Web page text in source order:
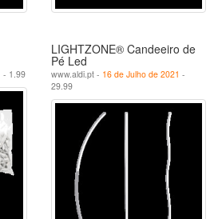
- 1.99
LIGHTZONE® Candeeiro de
Pé Led
www.aldi.pt - 16 de Julho de 2021 -
29.99